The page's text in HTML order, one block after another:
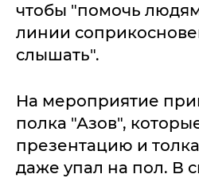
чтобы "помочь
линии
слышать".
На мероприятие
полка "Азов",
презентацию и
даже упал на пол. В